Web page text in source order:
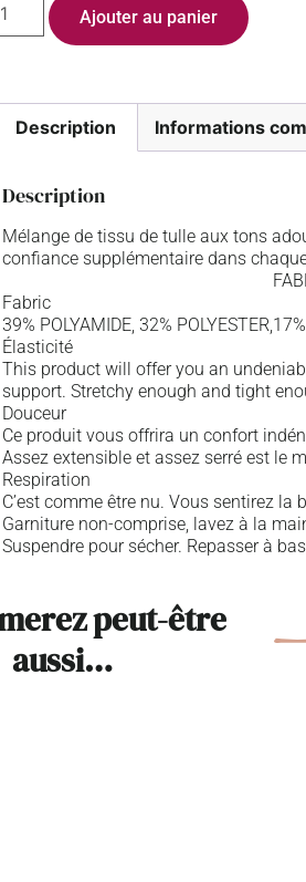
Ajouter au panier
Description Informations
Description
Mélange de tissu de tulle aux tons
confiance supplémentaire dans
Fabric
39% POLYAMIDE, 32%
Élasticité
This product will offer you an
support. Stretchy enough and tight
Douceur
Ce produit vous offrira un confort
Assez extensible et assez serré est le
Respiration
C’est comme être nu. Vous sentirez la
Garniture non-comprise, lavez à la
Suspendre pour sécher. Repasser à
peut-être
aussi…